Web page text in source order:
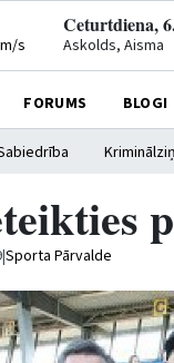
s
Ceturtdiena,
Askolds, Aisma
FORUMS BLOGI
|Sporta Pārvalde